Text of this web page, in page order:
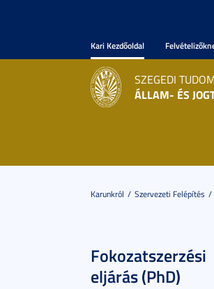
Kari Kezdőoldal
SZEGEDI
ÁLLAM- ÉS
Karunkról Szervezeti Felépítés
Fokozatszerzési
eljárás (PhD)